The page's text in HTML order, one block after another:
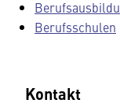
Berufsschulen
Kontakt